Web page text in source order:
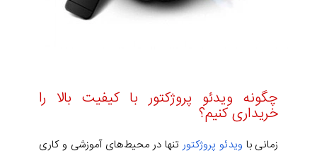
چگونه ویدئو پروژکتور با کیفیت بالا را
خریداری کنیم؟
زمانی با ویدئو پروژکتورتنها در محیط‌های آموزشی و کاری